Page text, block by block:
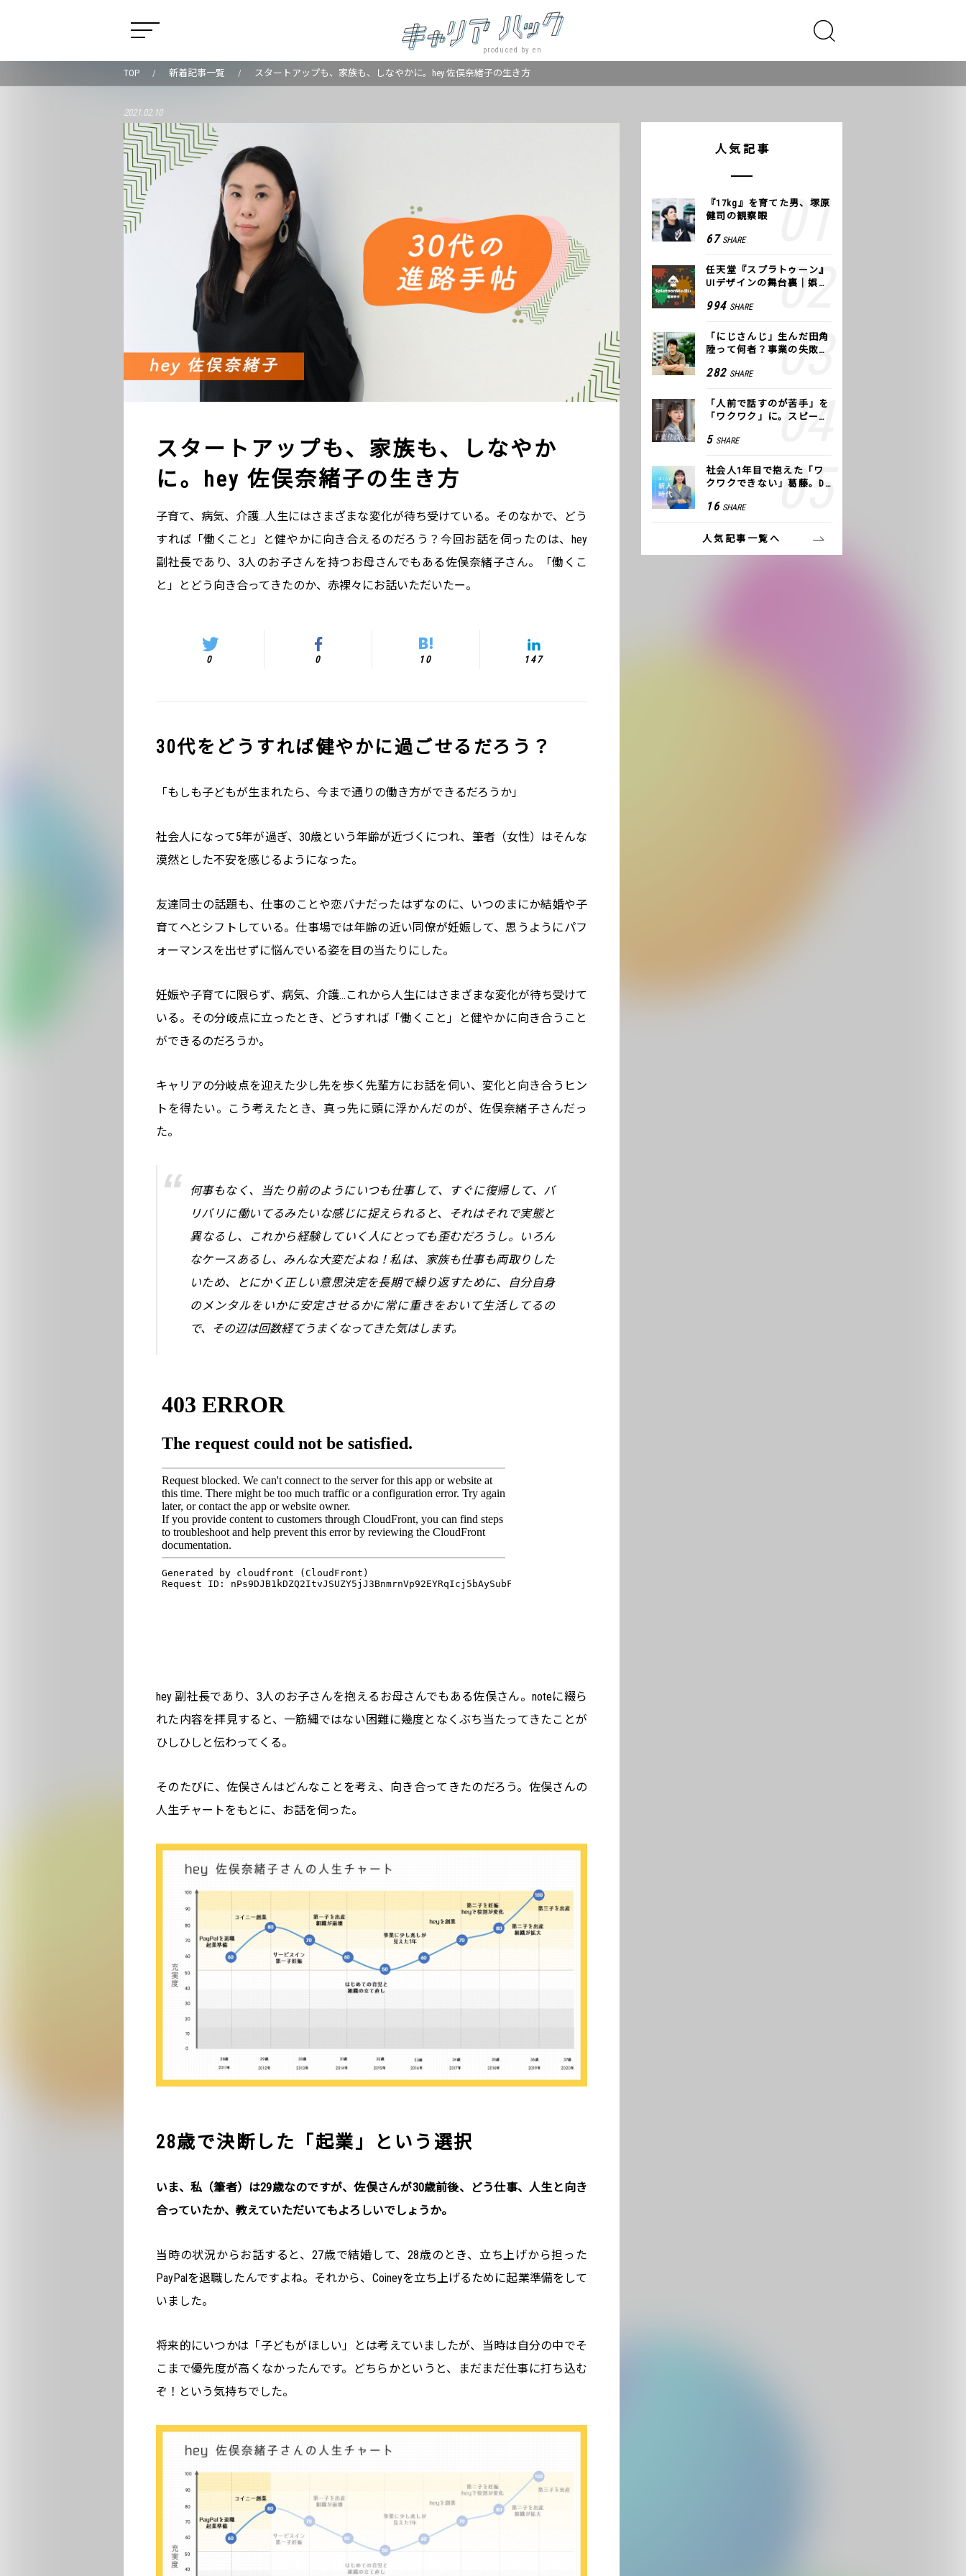
produced by en
TOP 新着記事一覧 スタートアップも、家族も、しなやかに。hey 佐俣奈緒子の生き方
2021.02.10
スタートアップも、家族も、しなやか
に。hey 佐俣奈緒子の生き方
子育て、病気、介護...人生にはさまざまな変化が待ち受けている。そのなかで、どう
すれば「働くこと」と健やかに向き合えるのだろう？今回お話を伺ったのは、hey
副社長であり、3人のお子さんを持つお母さんでもある佐俣奈緒子さん。「働くこ
と」とどう向き合ってきたのか、赤裸々にお話いただいたー。
0 0 10 147
30代をどうすれば健やかに過ごせるだろう？
「もしも子どもが生まれたら、今まで通りの働き方ができるだろうか」
社会人になって5年が過ぎ、30歳という年齢が近づくにつれ、筆者（女性）はそんな
漠然とした不安を感じるようになった。
友達同士の話題も、仕事のことや恋バナだったはずなのに、いつのまにか結婚や子
育てへとシフトしている。仕事場では年齢の近い同僚が妊娠して、思うようにパフ
ォーマンスを出せずに悩んでいる姿を目の当たりにした。
妊娠や子育てに限らず、病気、介護...これから人生にはさまざまな変化が待ち受けて
いる。その分岐点に立ったとき、どうすれば「働くこと」と健やかに向き合うこと
ができるのだろうか。
キャリアの分岐点を迎えた少し先を歩く先輩方にお話を伺い、変化と向き合うヒン
トを得たい。こう考えたとき、真っ先に頭に浮かんだのが、佐俣奈緒子さんだっ
た。
何事もなく、当たり前のようにいつも仕事して、すぐに復帰して、バ
リバリに働いてるみたいな感じに捉えられると、それはそれで実態と
異なるし、これから経験していく人にとっても歪むだろうし。いろん
なケースあるし、みんな大変だよね！私は、家族も仕事も両取りした
いため、とにかく正しい意思決定を長期で繰り返すために、自分自身
のメンタルをいかに安定させるかに常に重きをおいて生活してるの
で、その辺は回数経てうまくなってきた気はします。
hey 副社長であり、3人のお子さんを抱えるお母さんでもある佐俣さん。noteに綴ら
れた内容を拝見すると、一筋縄ではない困難に幾度となくぶち当たってきたことが
ひしひしと伝わってくる。
そのたびに、佐俣さんはどんなことを考え、向き合ってきたのだろう。佐俣さんの
人生チャートをもとに、お話を伺った。
28歳で決断した「起業」という選択
いま、私（筆者）は29歳なのですが、佐俣さんが30歳前後、どう仕事、人生と向き
合っていたか、教えていただいてもよろしいでしょうか。
当時の状況からお話すると、27歳で結婚して、28歳のとき、立ち上げから担った
PayPalを退職したんですよね。それから、Coineyを立ち上げるために起業準備をして
いました。
将来的にいつかは「子どもがほしい」とは考えていましたが、当時は自分の中でそ
こまで優先度が高くなかったんです。どちらかというと、まだまだ仕事に打ち込む
ぞ！という気持ちでした。
人気記事
『17kg』を育てた男、塚原
健司の観察眼
67 SHARE
任天堂『スプラトゥーン』
UIデザインの舞台裏｜娯楽
994 SHARE
「にじさんじ」生んだ田角
陸って何者？事業の失敗
COLOR
282 SHARE
「人前で話すのが苦手」を
「ワクワク」に。スピーチ
方トレーニング」に込めた
5 SHARE
社会人1年目で抱えた「ワ
クワクできない」葛藤。De
つけた、私の生きる道
16 SHARE
人気記事一覧へ